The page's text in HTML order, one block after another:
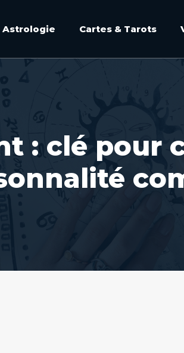
Astrologie Cartes & Tarots
: clé pour